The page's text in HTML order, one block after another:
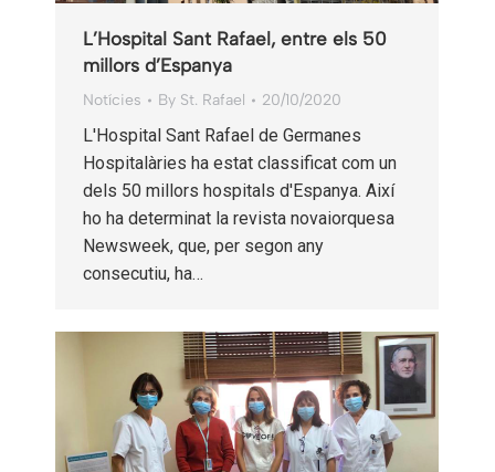
L’Hospital Sant Rafael, entre els 50
millors d’Espanya
Notícies By St. Rafael 20/10/2020
L'Hospital Sant Rafael de Germanes
Hospitalàries ha estat classificat com un
dels 50 millors hospitals d'Espanya. Així
ho ha determinat la revista novaiorquesa
Newsweek, que, per segon any
consecutiu, ha…